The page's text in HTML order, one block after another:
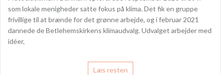
som lokale menigheder satte fokus på klima. Det fik en gruppe
frivillige til at brænde for det grønne arbejde, og i februar 2021
dannede de Betlehemskirkens klimaudvalg. Udvalget arbejder med
idéer,
Læs resten